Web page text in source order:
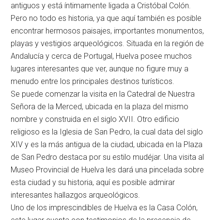
antiguos y está íntimamente ligada a Cristóbal Colón.
Pero no todo es historia, ya que aquí también es posible
encontrar hermosos paisajes, importantes monumentos,
playas y vestigios arqueológicos. Situada en la región de
Andalucía y cerca de Portugal, Huelva posee muchos
lugares interesantes que ver, aunque no figure muy a
menudo entre los principales destinos turísticos.
Se puede comenzar la visita en la Catedral de Nuestra
Señora de la Merced, ubicada en la plaza del mismo
nombre y construida en el siglo XVII. Otro edificio
religioso es la Iglesia de San Pedro, la cual data del siglo
XIV y es la más antigua de la ciudad, ubicada en la Plaza
de San Pedro destaca por su estilo mudéjar. Una visita al
Museo Provincial de Huelva les dará una pincelada sobre
esta ciudad y su historia, aquí es posible admirar
interesantes hallazgos arqueológicos.
Uno de los imprescindibles de Huelva es la Casa Colón,